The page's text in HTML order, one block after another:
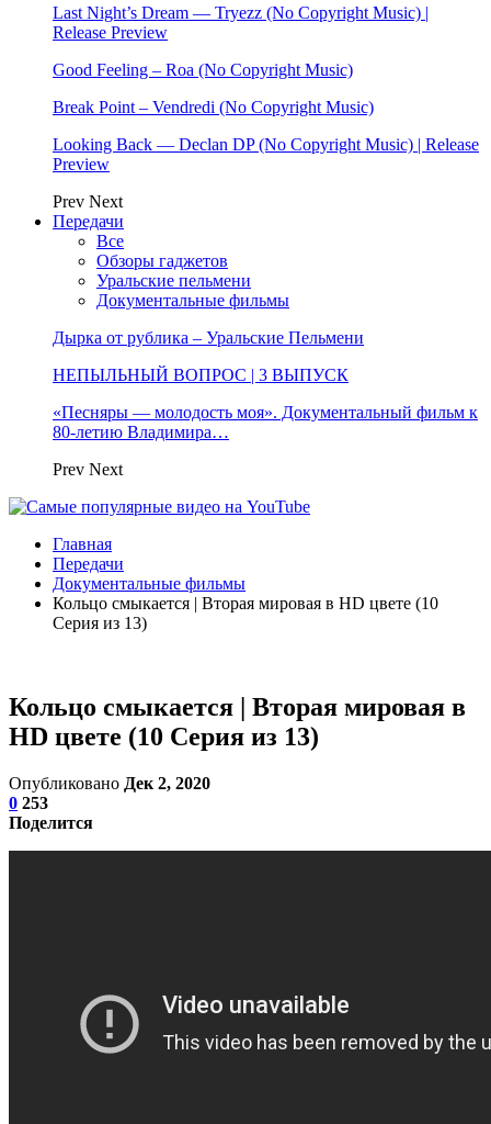
Last Night’s Dream — Tryezz (No Copyright Music) |
Release Preview
Good Feeling – Roa (No Copyright Music)
Break Point – Vendredi (No Copyright Music)
Looking Back — Declan DP (No Copyright Music) | Release
Preview
Prev Next
Передачи
Все
Обзоры гаджетов
Уральские пельмени
Документальные фильмы
Дырка от рублика – Уральские Пельмени
НЕПЫЛЬНЫЙ ВОПРОС | 3 ВЫПУСК
«Песняры — молодость моя». Документальный фильм к
80-летию Владимира…
Prev Next
Главная
Передачи
Документальные фильмы
Кольцо смыкается | Вторая мировая в HD цвете (10
Серия из 13)
Кольцо смыкается | Вторая мировая в
HD цвете (10 Серия из 13)
Опубликовано Дек 2, 2020
0 253
Поделится